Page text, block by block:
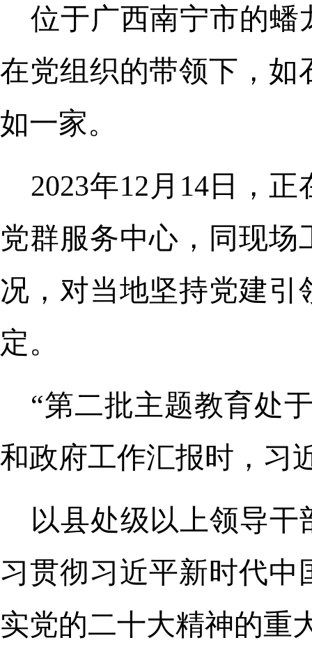
位于广西南宁市的蟠
在党组织的带领下，如
如一家。
2023年12月14日，
党群服务中心，同现
况，对当地坚持党建
定。
“第二批主题教育处
和政府工作汇报时，习
以县处级以上领导
习贯彻习近平新时代
实党的二十大精神的重